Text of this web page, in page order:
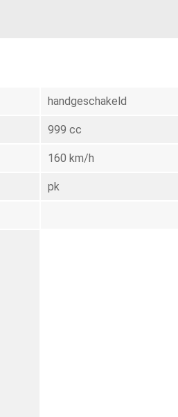
handgeschakeld
999 cc
160 km/h
pk